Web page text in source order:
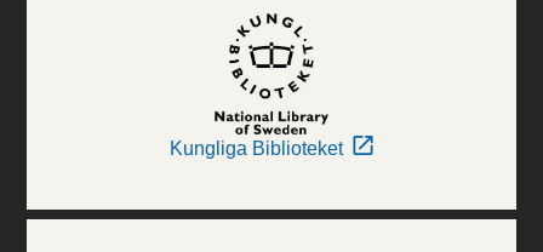
Kungliga Biblioteket